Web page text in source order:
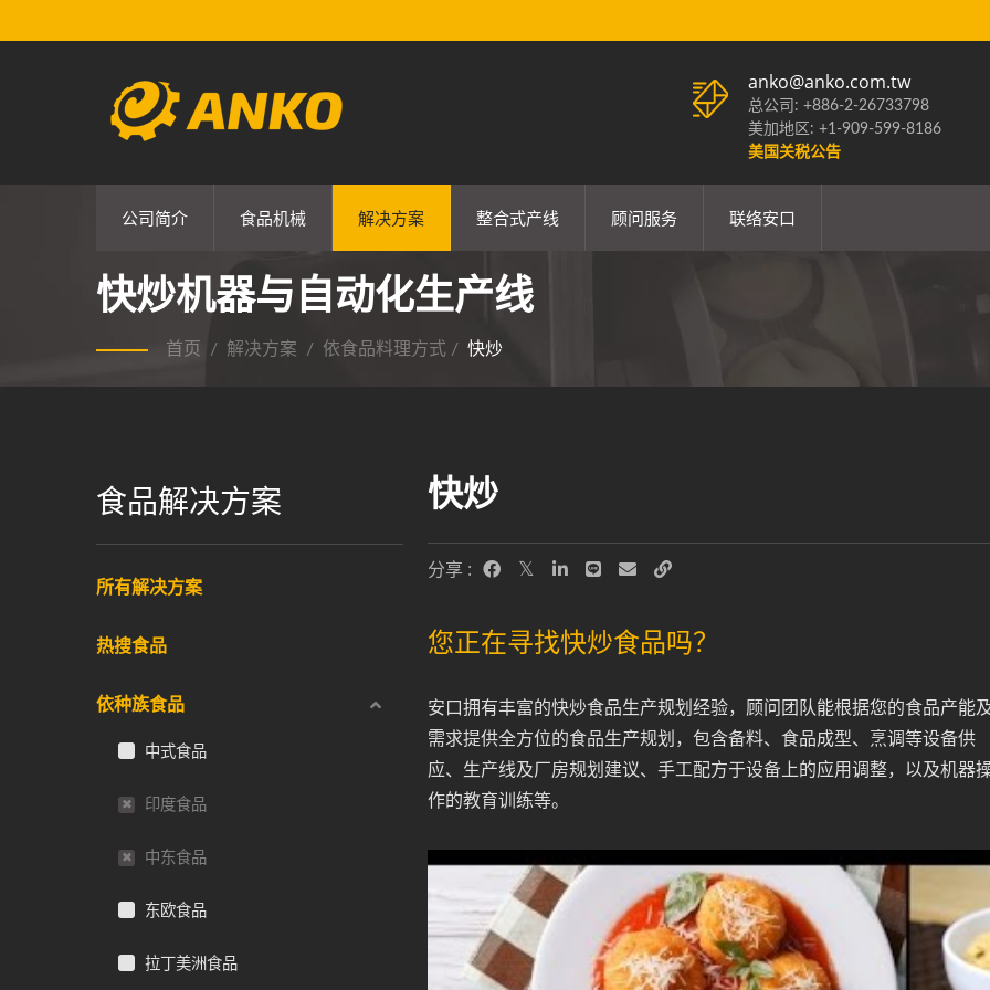
anko@anko.com.tw
总公司: +886-2-26733798
美加地区: +1-909-599-8186
美国关税公告
公司简介 食品机械 解决方案 整合式产线 顾问服务 联络安口
快炒机器与自动化生产线
首页 / 解决方案 / 依食品料理方式 / 快炒
食品解决方案
所有解决方案
热搜食品
依种族食品
中式食品
印度食品
中东食品
东欧食品
拉丁美洲食品
快炒
分享 :
您正在寻找快炒食品吗？
安口拥有丰富的快炒食品生产规划经验，顾问团队能根据您的食品产能
需求提供全方位的食品生产规划，包含备料、食品成型、烹调等设备供
应、生产线及厂房规划建议、手工配方于设备上的应用调整，以及机器
作的教育训练等。